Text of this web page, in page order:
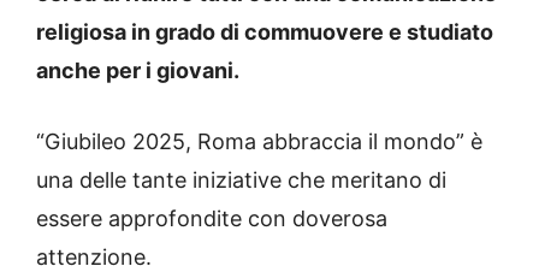
religiosa in grado di commuovere e studiato
anche per i giovani.
“Giubileo 2025, Roma abbraccia il mondo” è
una delle tante iniziative che meritano di
essere approfondite con doverosa
attenzione.